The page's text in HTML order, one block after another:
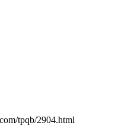
tpqb/2904.html